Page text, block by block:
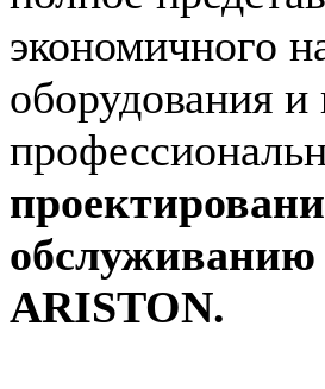
экономичного
оборудования
обслуживанию
ARISTON.